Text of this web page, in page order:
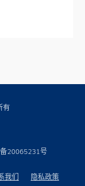
有
20065231号
我们 隐私政策